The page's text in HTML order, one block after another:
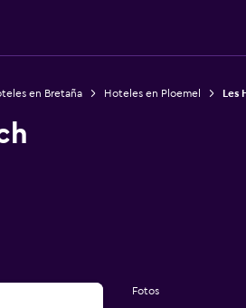
en Bretaña Hoteles en Ploemel Les
Fotos